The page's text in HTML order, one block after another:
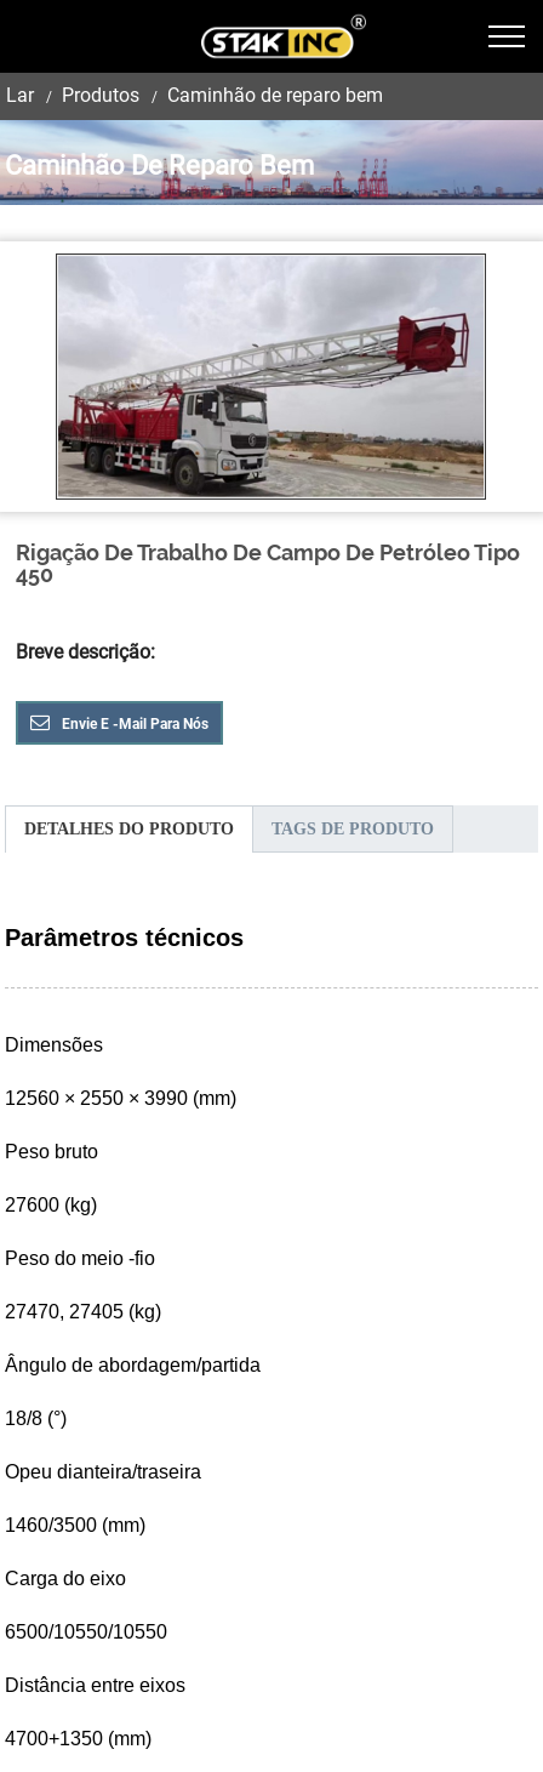
Lar Produtos Caminhão de reparo bem
Caminhão De Reparo Bem
Rigação De Trabalho De Campo De Petróleo Tipo
450
Breve descrição:
Envie E -mail Para Nós
DETALHES DO PRODUTO TAGS DE PRODUTO
Parâmetros técnicos
Dimensões
12560 × 2550 × 3990 (mm)
Peso bruto
27600 (kg)
Peso do meio -fio
27470, 27405 (kg)
Ângulo de abordagem/partida
18/8 (°)
Opeu dianteira/traseira
1460/3500 (mm)
Carga do eixo
6500/10550/10550
Distância entre eixos
4700+1350 (mm)